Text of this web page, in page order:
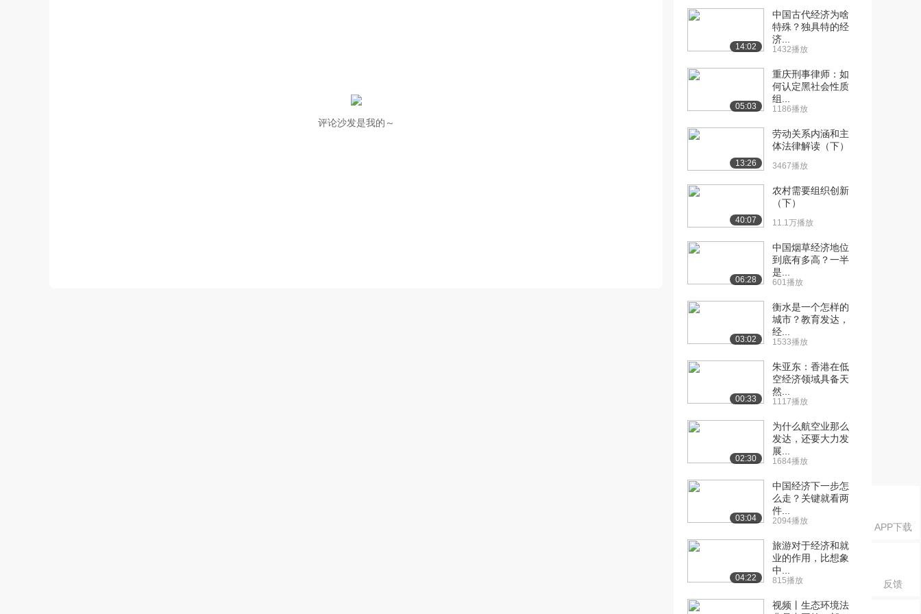
APP下载
反馈
评论沙发是我的～
[10] 经济基础知识 第一章
3762播放
待播放
[11] 经济基础知识 第一章
08:30
[12] 经济基础知识 第二章
11:26
[13] 经济基础知识 第二章
11:33
[14] 经济基础知识 第二章
商品经济的基...
09:43
商品经济的基...
商品经济的基...
[17] 经济基础知识 第二章
商品经济的基...
3112播放
[18] 经济基础知识 第二章
3321播放
[19] 经济基础知识 第二章
3319播放
[20] 经济基础知识 第二章
商品经济的基...
2767播放
14:02
中国古代经济为啥
特殊？独具特的经
济...
1432播放
05:03
重庆刑事律师：如
何认定黑社会性质
组...
1186播放
13:26
劳动关系内涵和主
体法律解读（下）
3467播放
40:07
农村需要组织创新
（下）
11.1万播放
06:28
中国烟草经济地位
到底有多高？一半
是...
601播放
03:02
衡水是一个怎样的
城市？教育发达，
经...
1533播放
00:33
朱亚东：香港在低
空经济领域具备天
然...
1117播放
02:30
为什么航空业那么
发达，还要大力发
展...
1684播放
03:04
中国经济下一步怎
么走？关键就看两
件...
2094播放
04:22
旅游对于经济和就
业的作用，比想象
中...
815播放
视频丨生态环境法